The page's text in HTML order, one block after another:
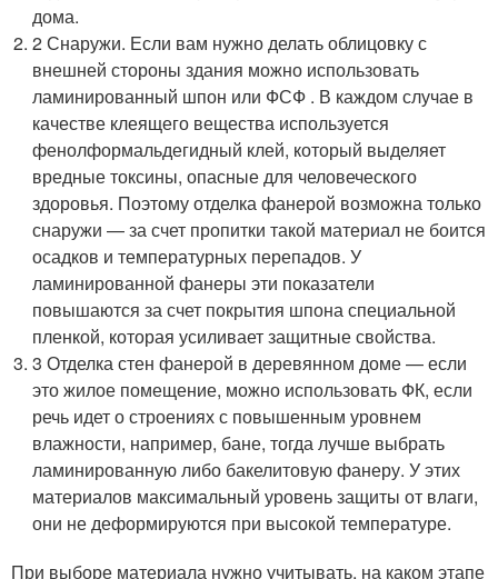
дома.
2 Снаружи. Если вам нужно делать облицовку с
внешней стороны здания можно использовать
ламинированный шпон или ФСФ . В каждом случае в
качестве клеящего вещества используется
фенолформальдегидный клей, который выделяет
вредные токсины, опасные для человеческого
здоровья. Поэтому отделка фанерой возможна только
снаружи — за счет пропитки такой материал не боится
осадков и температурных перепадов. У
ламинированной фанеры эти показатели
повышаются за счет покрытия шпона специальной
пленкой, которая усиливает защитные свойства.
3 Отделка стен фанерой в деревянном доме — если
это жилое помещение, можно использовать ФК, если
речь идет о строениях с повышенным уровнем
влажности, например, бане, тогда лучше выбрать
ламинированную либо бакелитовую фанеру. У этих
материалов максимальный уровень защиты от влаги,
они не деформируются при высокой температуре.
При выборе материала нужно учитывать, на каком этапе